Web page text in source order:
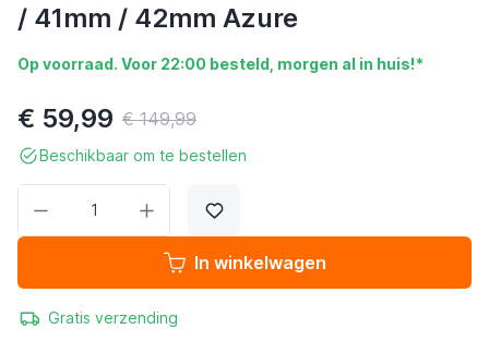
/ 41mm / 42mm Azure
Op voorraad. Voor 22:00 besteld, morgen al in huis!*
€ 59,99 € 149,99
Beschikbaar om te bestellen
In winkelwagen
Gratis verzending